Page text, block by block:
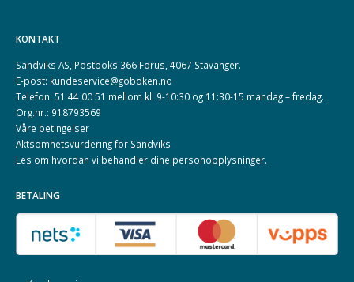
KONTAKT
Sandviks AS, Postboks 366 Forus, 4067 Stavanger.
E-post: kundeservice@goboken.no
Telefon: 51 44 00 51 mellom kl. 9-10:30 og 11:30-15 mandag – fredag.
Org.nr.: 918793569
Våre betingelser
Aktsomhetsvurdering for Sandviks
Les om hvordan vi behandler dine personopplysninger.
BETALING